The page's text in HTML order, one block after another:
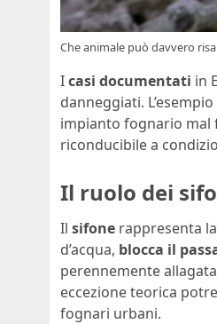
Che animale può davvero
Icasi documentati in
danneggiati.
impianto fognario mal
riconducibile a
Il ruolo dei
Il sifone rappresenta
d’acqua, blocca il
perennemente
eccezione teorica
fognari urbani.